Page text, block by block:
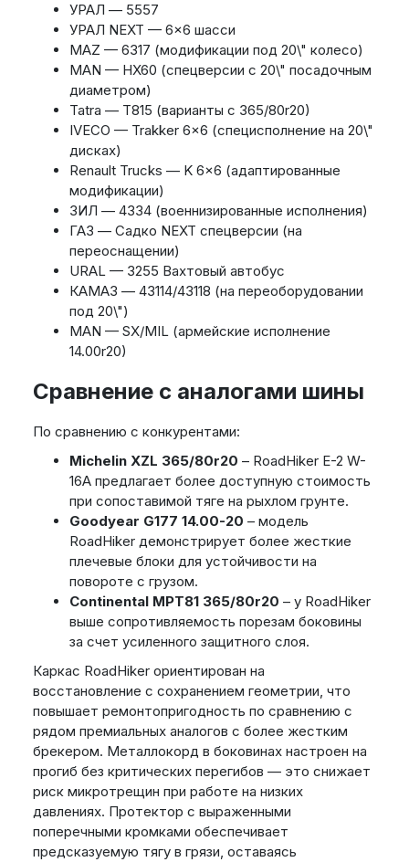
УРАЛ — 5557
УРАЛ NEXT — 6x6 шасси
MAZ — 6317 (модификации под 20\" колесо)
MAN — HX60 (спецверсии с 20\" посадочным
диаметром)
Tatra — T815 (варианты с 365/80r20)
IVECO — Trakker 6x6 (специсполнение на 20\"
дисках)
Renault Trucks — K 6x6 (адаптированные
модификации)
ЗИЛ — 4334 (военнизированные исполнения)
ГАЗ — Садко NEXT спецверсии (на
переоснащении)
URAL — 3255 Вахтовый автобус
КАМАЗ — 43114/43118 (на переоборудовании
под 20\")
MAN — SX/MIL (армейские исполнение
14.00r20)
Сравнение с аналогами шины
По сравнению с конкурентами:
Michelin XZL 365/80r20 – RoadHiker E-2 W-
16A предлагает более доступную стоимость
при сопоставимой тяге на рыхлом грунте.
Goodyear G177 14.00-20 – модель
RoadHiker демонстрирует более жесткие
плечевые блоки для устойчивости на
повороте с грузом.
Continental MPT81 365/80r20 – у RoadHiker
выше сопротивляемость порезам боковины
за счет усиленного защитного слоя.
Каркас RoadHiker ориентирован на
восстановление с сохранением геометрии, что
повышает ремонтопригодность по сравнению с
рядом премиальных аналогов с более жестким
брекером. Металлокорд в боковинах настроен на
прогиб без критических перегибов — это снижает
риск микротрещин при работе на низких
давлениях. Протектор с выраженными
поперечными кромками обеспечивает
предсказуемую тягу в грязи, оставаясь